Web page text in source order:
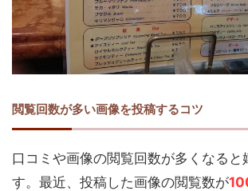
閲覧回数が多い画像を投稿するコツ
口コミや画像の閲覧回数が多くなると
す。最近、投稿した画像の閲覧数が